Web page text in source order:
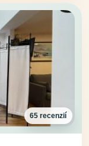
65 recenzií